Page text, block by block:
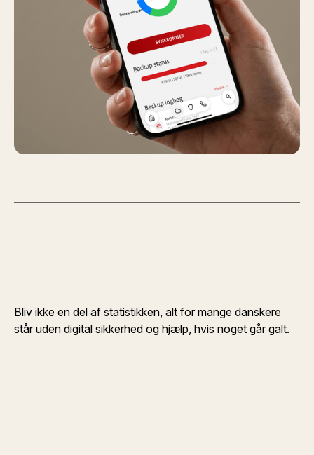
Bliv ikke en del af statistikken, alt for mange danskere
står uden digital sikkerhed og hjælp, hvis noget går galt.